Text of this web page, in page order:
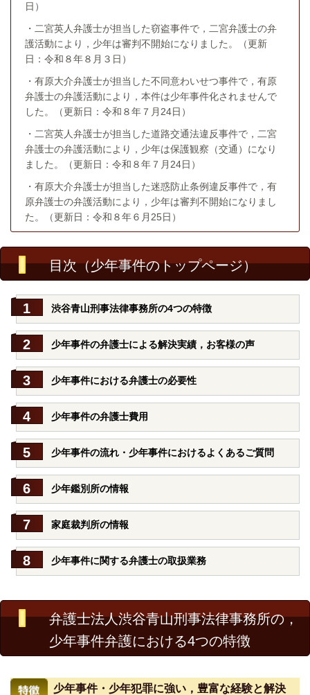
日）
・二宮英人弁護士が担当した窃盗事件で，二宮弁護士の弁
護活動により，少年は審判不開始になりました。（更新
日：令和８年８月３日）
・有原大介弁護士が担当した不同意わいせつ事件で，有原
弁護士の弁護活動により，本件は少年事件化されませんで
した。（更新日：令和８年７月24日）
・二宮英人弁護士が担当した道路交通法違反事件で，二宮
弁護士の弁護活動により，少年は保護観察（交通）になり
ました。（更新日：令和８年７月24日）
・有原大介弁護士が担当した迷惑防止条例違反事件で，有
原弁護士の弁護活動により，少年は審判不開始になりまし
た。（更新日：令和８年６月25日）
目次（少年事件のトップページ）
渋谷青山刑事法律事務所の4つの特徴
少年事件の弁護士による解決実績，お客様の声
少年事件における弁護士の必要性
少年事件の弁護士費用
少年事件の流れ・少年事件におけるよくあるご質問
少年鑑別所の情報
家庭裁判所の情報
少年事件に関する弁護士の取扱業務
弁護士法人渋谷青山刑事法律事務所の，
少年事件弁護における4つの特徴
少年事件・少年犯罪に強い，豊富な経験と解決